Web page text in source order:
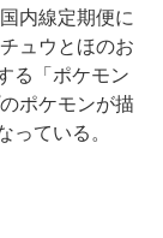
内線定期便に
ュウとほのお
る「ポケモン
ポケモンが描
っている。